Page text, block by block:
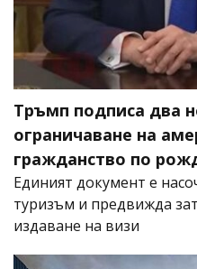
Тръмп подписа два
ограничаване на
гражданство по
Единият документ е
туризъм и предвижда
издаване на визи